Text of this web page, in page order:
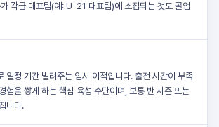
각급 대표팀(예: U-21 대표팀)에 소집되는 것도 콜업
일정 기간 빌려주는 임시 이적입니다. 출전 시간이 부족
험을 쌓게 하는 핵심 육성 수단이며, 보통 반 시즌 또는
니다.